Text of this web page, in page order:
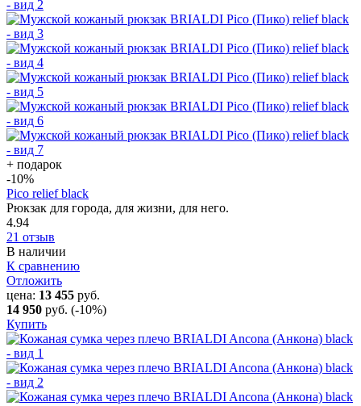
+ подарок
-10%
Pico relief black
Рюкзак для города, для жизни, для него.
4.94
21 отзыв
В наличии
К сравнению
Отложить
цена: 13 455 руб.
14 950 руб. (-10%)
Купить